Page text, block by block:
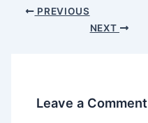
PREVIOUS
NEXT
Leave a Comment